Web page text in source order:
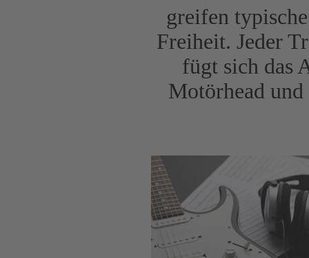
greifen
Freiheit. Jeder
fügt sich das
Motörhead